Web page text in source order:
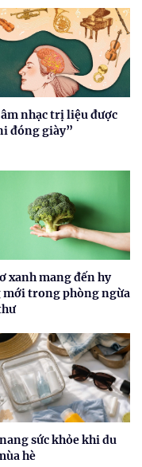
âm nhạc trị liệu được
đóng giày”
xanh mang đến hy
mới trong phòng ngừa
sức khỏe khi du
hè